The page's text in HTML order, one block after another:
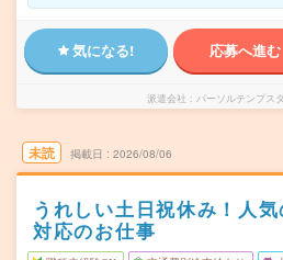
気になる! 応募へ進む
派遣会社 パーソルテンプス
未読 掲載日 2026/08/06
うれしい土日祝休み！人
対応のお仕事